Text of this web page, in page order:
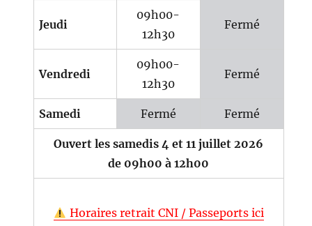
Jeudi
09h00-
12h30
Fermé
Vendredi
09h00-
12h30
Fermé
Samedi Fermé Fermé
Ouvert les samedis 4 et 11 juillet 2026
de 09h00 à 12h00
Horaires retrait CNI / Passeports ici